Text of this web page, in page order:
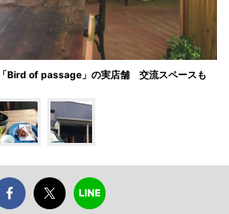
Bird of passage」の実店舗 交流スペースも